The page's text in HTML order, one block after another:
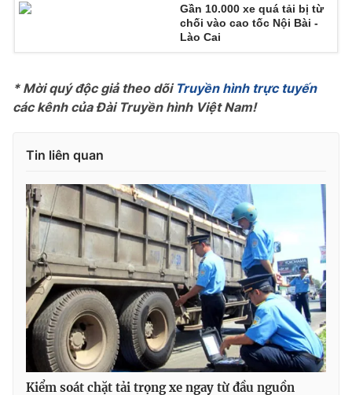
Podcast
Video Shorts video
VTV Money
VTV Sức khoẻ Bất động sản
Thị trường 24h Tấm lòng Việt
VTV4 Vươn mình bằng AI
VTV9 VTV8
Liên hệ tòa soạn English
Gần 10.000 xe quá tải bị từ
chối vào cao tốc Nội Bài -
Lào Cai
* Mời quý độc giả theo dõi Truyền hình trực tuyến
các kênh của Đài Truyền hình Việt Nam!
Tin liên quan
Kiểm soát chặt tải trọng xe ngay từ đầu nguồn